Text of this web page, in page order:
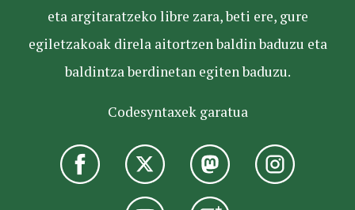
eta argitaratzeko libre zara, beti ere, gure
egiletzakoak direla aitortzen baldin baduzu eta
baldintza berdinetan egiten baduzu.
Codesyntaxek garatua